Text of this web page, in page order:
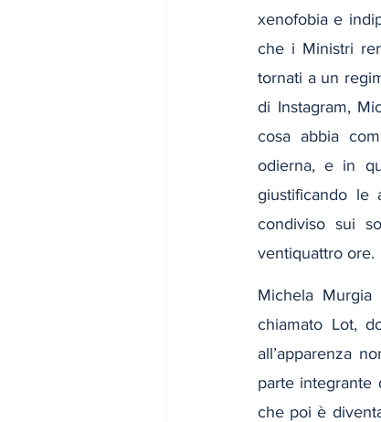
xenofobia e
che i Ministri
tornati a un
di Instagram,
cosa abbia
odierna, e in
giustificando le
condiviso sui
ventiquattro ore.
Michela
chiamato Lot,
all’apparenza
parte integrante
che poi è